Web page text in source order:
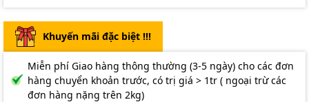
Khuyến mãi đặc biệt !!!
Miễn phí Giao hàng thông thường (3-5 ngày) cho các đơn
hàng chuyển khoản trước, có trị giá > 1tr ( ngoại trừ các
đơn hàng nặng trên 2kg)